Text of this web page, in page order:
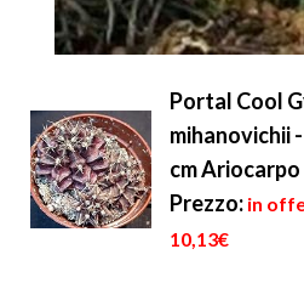
Portal Cool
mihanovichii
cm Ariocarpo
Prezzo: in
10,13€